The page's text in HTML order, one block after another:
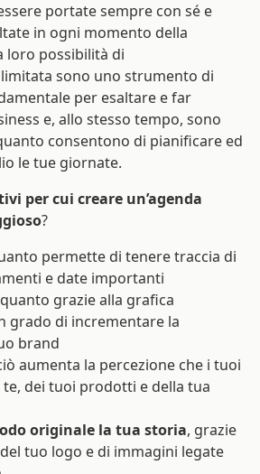
portate sempre con sé e
in ogni momento della
loro possibilità di
sono uno strumento di
per esaltare e far
e, allo stesso tempo, sono
consentono di pianificare ed
le tue giornate.
per cui creare un’agenda
?
permette di tenere traccia di
e date importanti
grazie alla grafica
grado di incrementare la
brand
aumenta la percezione che i tuoi
dei tuoi prodotti e della tua
originale la tua storia, grazie
tuo logo e di immagini legate